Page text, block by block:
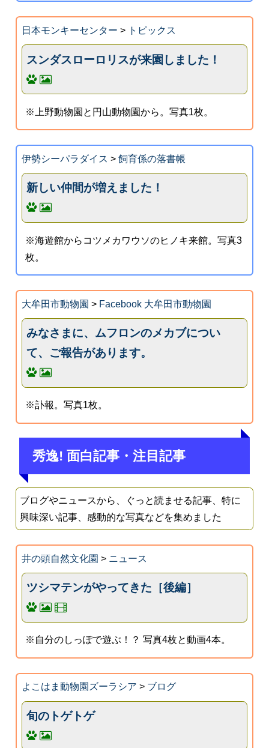
日本モンキーセンター > トピックス
スンダスローロリスが来園しました！
※上野動物園と円山動物園から。写真1枚。
伊勢シーパラダイス > 飼育係の落書帳
新しい仲間が増えました！
※海遊館からコツメカワウソのヒノキ来館。写真3
枚。
大牟田市動物園 > Facebook 大牟田市動物園
みなさまに、ムフロンのメカブについ
て、ご報告があります。
※訃報。写真1枚。
秀逸! 面白記事・注目記事
ブログやニュースから、ぐっと読ませる記事、特に
興味深い記事、感動的な写真などを集めました
井の頭自然文化園 > ニュース
ツシマテンがやってきた［後編］
※自分のしっぽで遊ぶ！？ 写真4枚と動画4本。
よこはま動物園ズーラシア > ブログ
旬のトゲトゲ